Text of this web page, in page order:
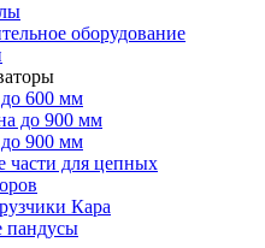
оборудование
600 мм
900 мм
части для цепных
Кара